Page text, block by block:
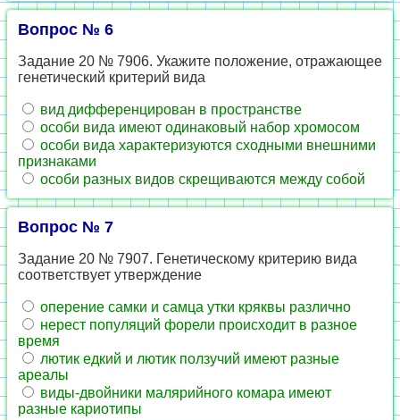
Вопрос № 6
Задание 20 № 7906. Укажите положение, отражающее
генетический критерий вида
вид дифференцирован в пространстве
особи вида имеют одинаковый набор хромосом
особи вида характеризуются сходными внешними
признаками
особи разных видов скрещиваются между собой
Вопрос № 7
Задание 20 № 7907. Генетическому критерию вида
соответствует утверждение
оперение самки и самца утки кряквы различно
нерест популяций форели происходит в разное
время
лютик едкий и лютик ползучий имеют разные
ареалы
виды-двойники малярийного комара имеют
разные кариотипы